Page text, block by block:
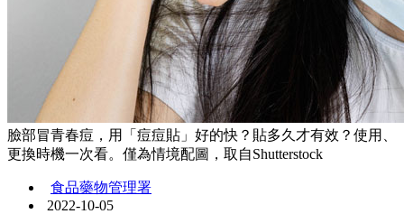
臉部冒青春痘，用「痘痘貼」好的快？貼多久才有效？使用、
更換時機一次看。僅為情境配圖，取自Shutterstock
食品藥物管理署
2022-10-05